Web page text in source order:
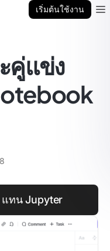
เริ่มต้นใช้งาน
คู่แข่ง
แทน Jupyter